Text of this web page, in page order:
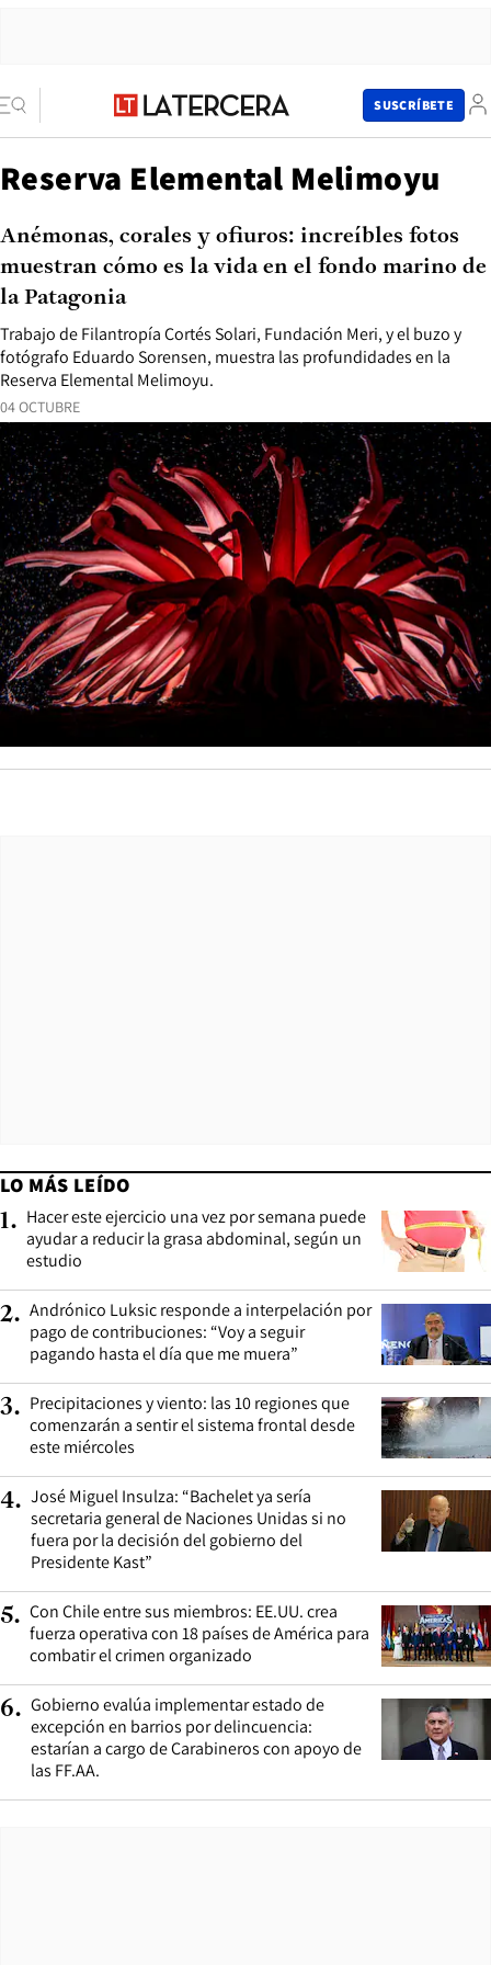
SUSCRÍBETE
Reserva Elemental Melimoyu
04 OCTUBRE
Trabajo de Filantropía Cortés Solari, Fundación Meri, y el buzo y
fotógrafo Eduardo Sorensen, muestra las profundidades en la
Reserva Elemental Melimoyu.
Anémonas, corales y ofiuros: increíbles fotos
muestran cómo es la vida en el fondo marino de
la Patagonia
LO MÁS LEÍDO
1. Hacer este ejercicio una vez por semana puede
ayudar a reducir la grasa abdominal, según un
estudio
2. Andrónico Luksic responde a interpelación por
pago de contribuciones: “Voy a seguir
pagando hasta el día que me muera”
3. Precipitaciones y viento: las 10 regiones que
comenzarán a sentir el sistema frontal desde
este miércoles
4. José Miguel Insulza: “Bachelet ya sería
secretaria general de Naciones Unidas si no
fuera por la decisión del gobierno del
Presidente Kast”
5. Con Chile entre sus miembros: EE.UU. crea
fuerza operativa con 18 países de América para
combatir el crimen organizado
6. Gobierno evalúa implementar estado de
excepción en barrios por delincuencia:
estarían a cargo de Carabineros con apoyo de
las FF.AA.